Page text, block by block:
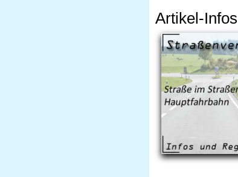
Artikel-Infos